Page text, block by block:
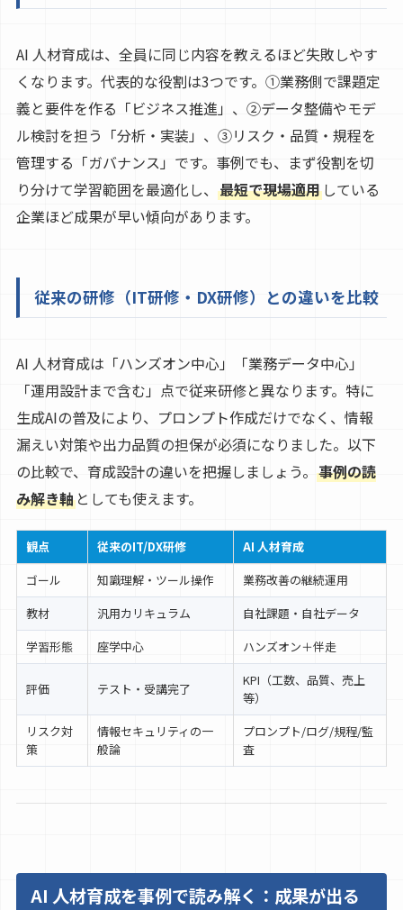
AI 人材育成は、全員に同じ内容を教えるほど失敗しやす
くなります。代表的な役割は3つです。①業務側で課題定
義と要件を作る「ビジネス推進」、②データ整備やモデ
ル検討を担う「分析・実装」、③リスク・品質・規程を
管理する「ガバナンス」です。事例でも、まず役割を切
り分けて学習範囲を最適化し、 最短で現場適用している
企業ほど成果が早い傾向があります。
従来の研修（IT研修・DX研修）との違いを比較
AI 人材育成は「ハンズオン中心」「業務データ中心」
「運用設計まで含む」点で従来研修と異なります。特に
生成AIの普及により、プロンプト作成だけでなく、情報
漏えい対策や出力品質の担保が必須になりました。以下
の比較で、育成設計の違いを把握しましょう。 事例の読
み解き軸としても使えます。
観点 従来のIT/DX研修
AI 人材育成
ゴール
知識理解・ツール操作
業務改善の継続運用
教材
汎用カリキュラム
自社課題・自社データ
学習形態
座学中心 ハンズオン＋伴走
評価 テスト・受講完了
KPI（工数、品質、売上
等）
リスク対
策
情報セキュリティの一
般論
プロンプト/ログ/規程/監
査
AI 人材育成を事例で読み解く：成果が出る